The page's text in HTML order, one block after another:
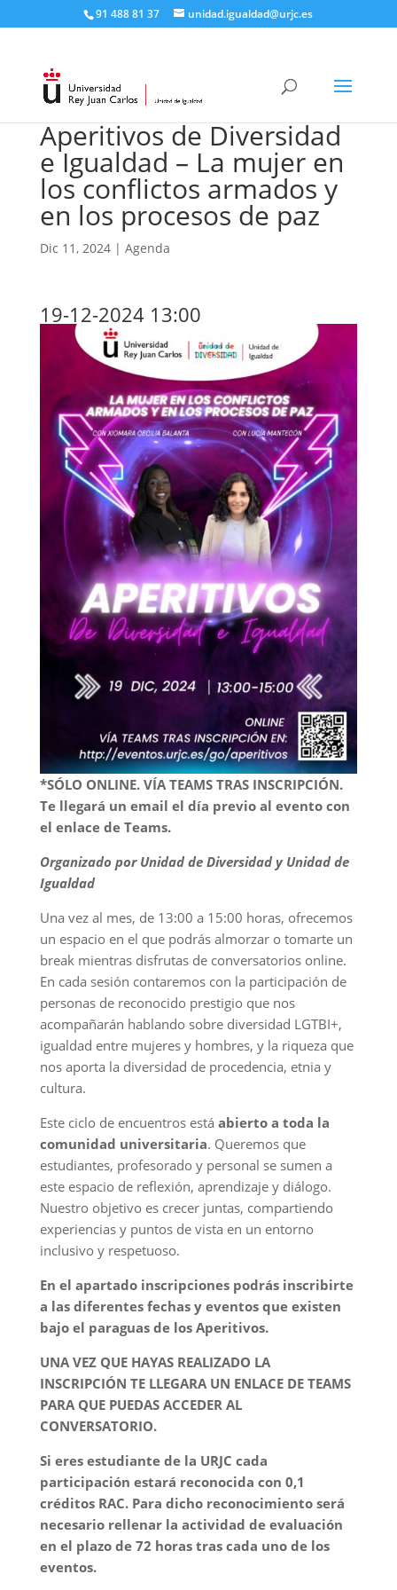
91 488 81 37 unidad.igualdad@urjc.es
Aperitivos de Diversidad
e Igualdad – La mujer en
los conflictos armados y
en los procesos de paz
Dic 11, 2024| Agenda
19-12-2024 13:00
*SÓLO ONLINE. VÍA TEAMS TRAS INSCRIPCIÓN.
Te llegará un email el día previo al evento con
el enlace de Teams.
Organizado por Unidad de Diversidad y Unidad de
Igualdad
Una vez al mes, de 13:00 a 15:00 horas, ofrecemos
un espacio en el que podrás almorzar o tomarte un
break mientras disfrutas de conversatorios online.
En cada sesión contaremos con la participación de
personas de reconocido prestigio que nos
acompañarán hablando sobre diversidad LGTBI+,
igualdad entre mujeres y hombres, y la riqueza que
nos aporta la diversidad de procedencia, etnia y
cultura.
Este ciclo de encuentros está abierto a toda la
comunidad universitaria. Queremos que
estudiantes, profesorado y personal se sumen a
este espacio de reflexión, aprendizaje y diálogo.
Nuestro objetivo es crecer juntas, compartiendo
experiencias y puntos de vista en un entorno
inclusivo y respetuoso.
En el apartado inscripciones podrás inscribirte
a las diferentes fechas y eventos que existen
bajo el paraguas de los Aperitivos.
UNA VEZ QUE HAYAS REALIZADO LA
INSCRIPCIÓN TE LLEGARA UN ENLACE DE TEAMS
PARA QUE PUEDAS ACCEDER AL
CONVERSATORIO.
Si eres estudiante de la URJC cada
participación estará reconocida con 0,1
créditos RAC. Para dicho reconocimiento será
necesario rellenar la actividad de evaluación
en el plazo de 72 horas tras cada uno de los
eventos.